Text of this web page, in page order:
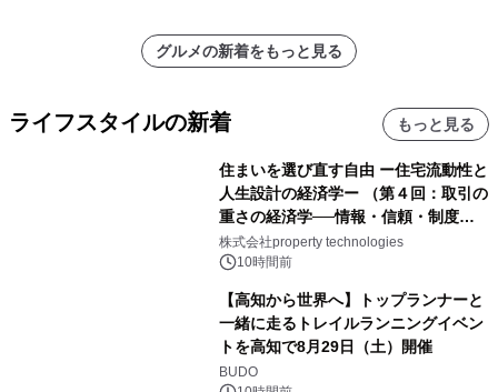
グルメの新着をもっと見る
ライフスタイルの新着 もっと見る
住まいを選び直す自由 ー住宅流動性と
人生設計の経済学ー （第４回：取引の
重さの経済学──情報・信頼・制度を
PropTechはどう組み替えるか）｜
PropTech-Lab
株式会社property technologies
10時間前
【高知から世界へ】トップランナーと
一緒に走るトレイルランニングイベン
トを高知で8月29日（土）開催
BUDO